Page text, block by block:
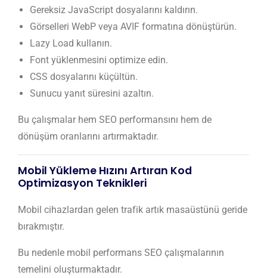
Gereksiz JavaScript dosyalarını kaldırın.
Görselleri WebP veya AVIF formatına dönüştürün.
Lazy Load kullanın.
Font yüklenmesini optimize edin.
CSS dosyalarını küçültün.
Sunucu yanıt süresini azaltın.
Bu çalışmalar hem SEO performansını hem de
dönüşüm oranlarını artırmaktadır.
Mobil Yükleme Hızını Artıran Kod
Optimizasyon Teknikleri
Mobil cihazlardan gelen trafik artık masaüstünü geride
bırakmıştır.
Bu nedenle mobil performans SEO çalışmalarının
temelini oluşturmaktadır.